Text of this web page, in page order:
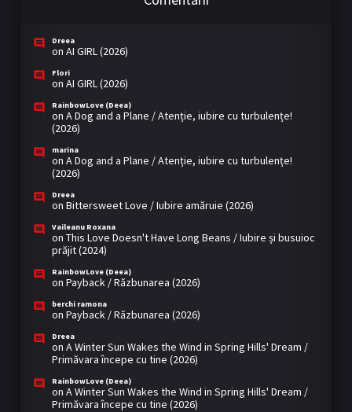
Dreea
on AI GIRL (2026)
Flori
on AI GIRL (2026)
RainbowLove (Deea)
on A Dog and a Plane / Atenție, iubire cu turbulențe!
(2026)
marina
on A Dog and a Plane / Atenție, iubire cu turbulențe!
(2026)
Dreea
on Bittersweet Love / Iubire amăruie (2026)
Vaileanu Roxana
on This Love Doesn't Have Long Beans / Iubire și busuioc
prăjit (2024)
RainbowLove (Deea)
on Payback / Răzbunarea (2026)
berchi ramona
on Payback / Răzbunarea (2026)
Dreea
on A Winter Sun Wakes the Wind in Spring Hills' Dream /
Primăvara începe cu tine (2026)
RainbowLove (Deea)
on A Winter Sun Wakes the Wind in Spring Hills' Dream /
Primăvara începe cu tine (2026)